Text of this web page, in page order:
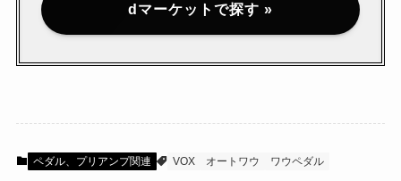
dマーケットで探す »
ペダル、プリアンプ関連 VOX オートワウ ワウペダル